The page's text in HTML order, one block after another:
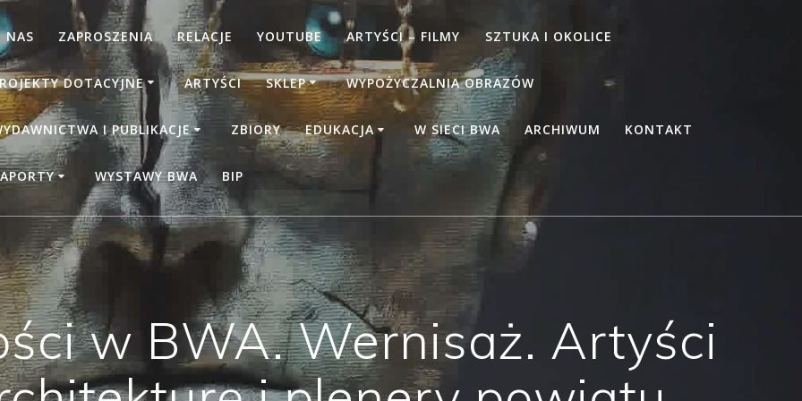
NAS ZAPROSZENIA RELACJE YOUTUBE ARTYŚCI – FILMY SZTUKA I OKOLICE
DOTACYJNE ARTYŚCI SKLEP WYPOŻYCZALNIA OBRAZÓW
I PUBLIKACJE ZBIORY EDUKACJA W SIECI BWA ARCHIWUM KONTAKT
WYSTAWY BWA BIP
w BWA. Wernisaż. Artyści